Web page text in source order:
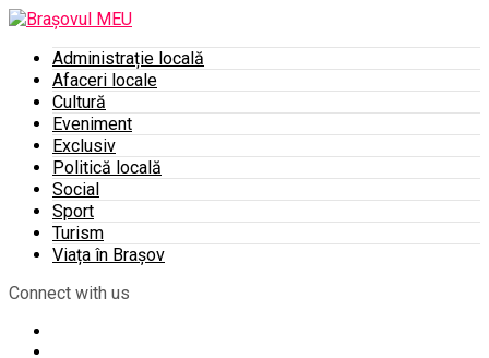
Administrație locală
Afaceri locale
Cultură
Eveniment
Exclusiv
Politică locală
Social
Sport
Turism
Viața în Brașov
Connect with us